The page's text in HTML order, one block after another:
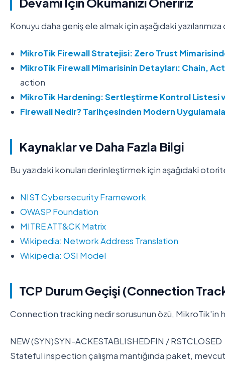
Konuyu daha geniş ele almak için aşağıdaki
MikroTik Firewall Stratejisi: Zero Trust
MikroTik Firewall Mimarisinin Detayları: Chain,
action
MikroTik Hardening: Sertleştirme Kontrol Listesi
Firewall Nedir? Tarihçesinden Modern
Kaynaklar ve Daha Fazla Bilgi
Bu yazıdaki konuları derinleştirmek için aşağıdaki
NIST Cybersecurity Framework
OWASP Foundation
MITRE ATT&CK Matrix
Wikipedia: Network Address Translation
Wikipedia: OSI Model
TCP Durum Geçişi (Connection
Connection tracking nedir sorusunun özü, MikroTik'in
NEW (SYN)SYN-ACKESTABLISHEDFIN / RSTCLOSED
Stateful inspection çalışma mantığında paket,